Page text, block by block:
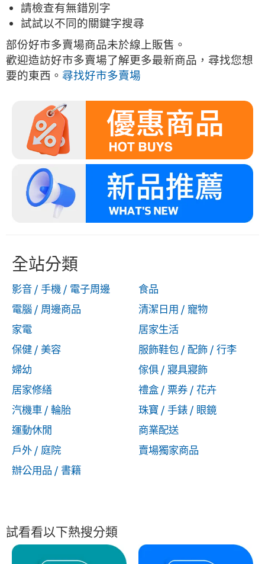
請檢查有無錯別字
試試以不同的關鍵字搜尋
部份好市多賣場商品未於線上販售。
歡迎造訪好市多賣場了解更多最新商品，尋找您想
要的東西。 尋找好市多賣場
全站分類
影音 / 手機 / 電子周邊
電腦 / 周邊商品
家電
保健 / 美容
婦幼
食品
清潔日用 / 寵物
居家生活
服飾鞋包 / 配飾 / 行李
傢俱 / 寢具寢飾
居家修繕
汽機車 / 輪胎
運動休閒
戶外 / 庭院
辦公用品 / 書籍
禮盒 / 票券 / 花卉
珠寶 / 手錶 / 眼鏡
商業配送
賣場獨家商品
試看看以下熱搜分類